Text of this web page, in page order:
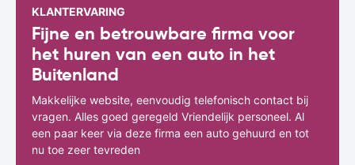
KLANTERVARING
Fijne en betrouwbare firma voor
het huren van een auto in het
Buitenland
Makkelijke website, eenvoudig telefonisch contact bij
vragen. Alles goed geregeld Vriendelijk personeel. Al
een paar keer via deze firma een auto gehuurd en tot
nu toe zeer tevreden